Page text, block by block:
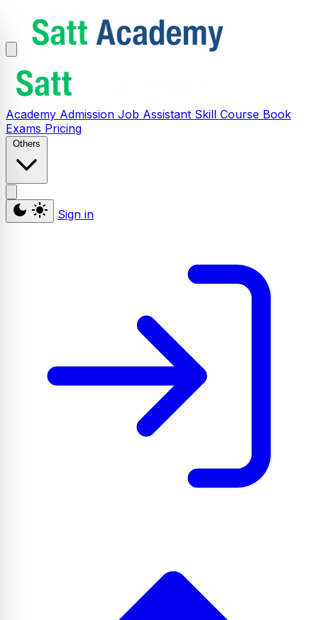
Academy Admission Job Assistant Skill Course Book
Exams Pricing
Others
Sign in